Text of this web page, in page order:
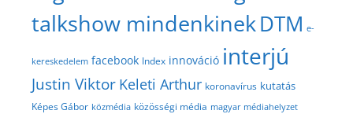
talkshow mindenkinekDTM e-
kereskedelem facebook Index innováció interjú
Justin Viktor Keleti Arthur koronavírus kutatás
Képes Gábor közmédia közösségi média magyar médiahelyzet